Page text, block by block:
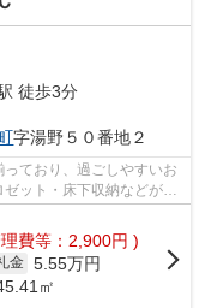
徒歩3分
字湯野５０番地２
ており、過ごしやすいお
ット・床下収納などが備
費等：2,900円 )
金 5.55万円
㎡